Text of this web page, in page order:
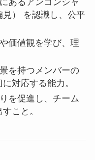
あるアンコンシャ
） を認識し、公平
価値観を学び、理
を持つメンバーの
対応する能力。
を促進し、チーム
こと。